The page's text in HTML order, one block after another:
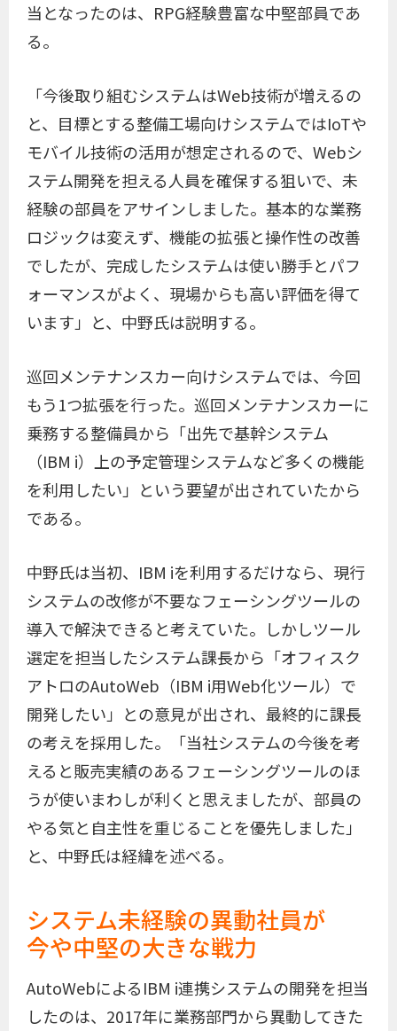
当となったのは、RPG経験豊富な中堅部員であ
る。
「今後取り組むシステムはWeb技術が増えるの
と、目標とする整備工場向けシステムではIoTや
モバイル技術の活用が想定されるので、Webシ
ステム開発を担える人員を確保する狙いで、未
経験の部員をアサインしました。基本的な業務
ロジックは変えず、機能の拡張と操作性の改善
でしたが、完成したシステムは使い勝手とパフ
ォーマンスがよく、現場からも高い評価を得て
います」と、中野氏は説明する。
巡回メンテナンスカー向けシステムでは、今回
もう1つ拡張を行った。巡回メンテナンスカーに
乗務する整備員から「出先で基幹システム
（IBM i）上の予定管理システムなど多くの機能
を利用したい」という要望が出されていたから
である。
中野氏は当初、IBM iを利用するだけなら、現行
システムの改修が不要なフェーシングツールの
導入で解決できると考えていた。しかしツール
選定を担当したシステム課長から「オフィスク
アトロのAutoWeb（IBM i用Web化ツール）で
開発したい」との意見が出され、最終的に課長
の考えを採用した。「当社システムの今後を考
えると販売実績のあるフェーシングツールのほ
うが使いまわしが利くと思えましたが、部員の
やる気と自主性を重じることを優先しました」
と、中野氏は経緯を述べる。
システム未経験の異動社員が
今や中堅の大きな戦力
AutoWebによるIBM i連携システムの開発を担当
したのは、2017年に業務部門から異動してきた